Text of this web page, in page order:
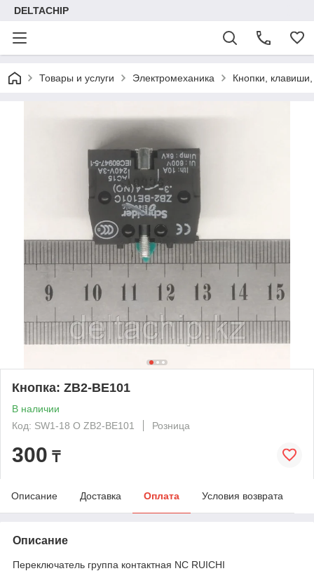
DELTACHIP
Товары и услуги Электромеханика Кнопки,
Кнопка: ZB2-BE101
В наличии
Код: SW1-18 O ZB2-BE101
Розница
300 ₸
Описание Доставка Оплата Условия возврата
Описание
Переключатель группа контактная NC RUICHI